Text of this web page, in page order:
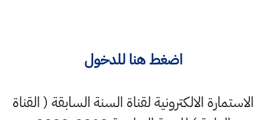
اضغط هنا للدخول
الاستمارة الالكترونية لقناة السنة السابقة ( القناة